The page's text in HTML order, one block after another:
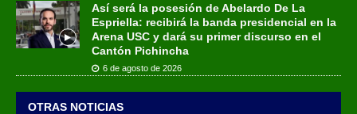
Así será la posesión de Abelardo De La
Espriella: recibirá la banda presidencial en la
Arena USC y dará su primer discurso en el
Cantón Pichincha
6 de agosto de 2026
OTRAS NOTICIAS